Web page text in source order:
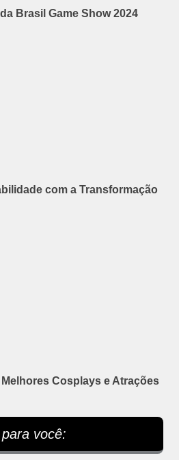
Brasil Game Show 2024
com a Transformação
Cosplays e Atrações
você: